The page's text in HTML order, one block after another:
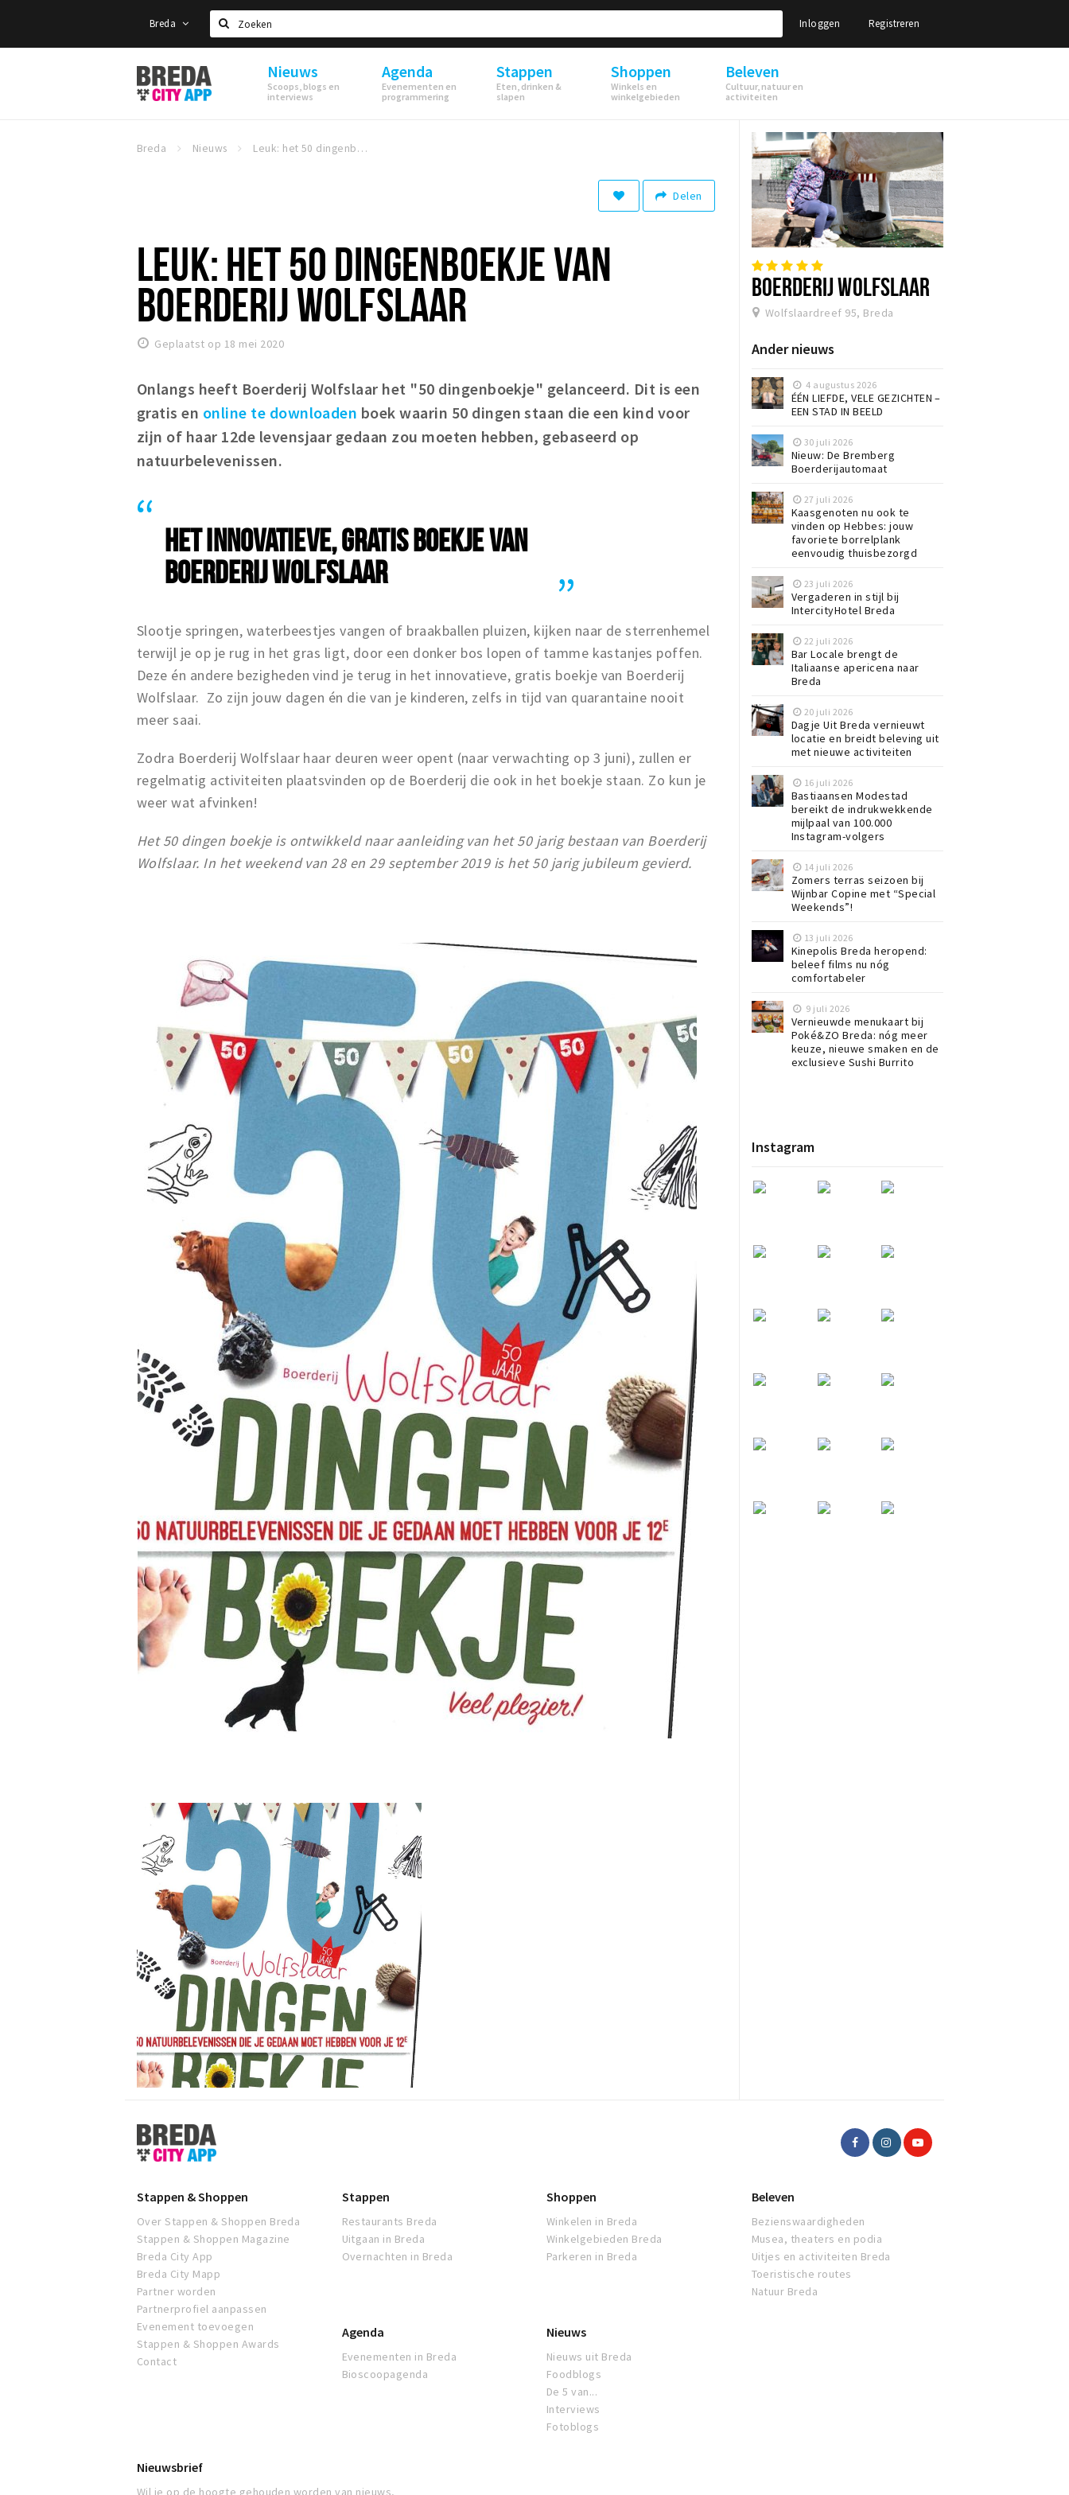
Breda
Zoeken
Inloggen Registreren
Stappen
&
Shoppen
Nieuws
Scoops, blogs en
interviews
Agenda
Evenementen en
programmering
Stappen
Eten, drinken &
slapen
Shoppen
Winkels en
winkelgebieden
Beleven
Cultuur, natuur en
activiteiten
Breda Nieuws Leuk: het 50 dingenboekje van Boerderij Wolfslaar
Delen
LEUK: HET 50 DINGENBOEKJE VAN
BOERDERIJ WOLFSLAAR
Geplaatst op 18 mei 2020
Onlangs heeft Boerderij Wolfslaar het "50 dingenboekje" gelanceerd. Dit is een
gratis en online te downloaden boek waarin 50 dingen staan die een kind voor
zijn of haar 12de levensjaar gedaan zou moeten hebben, gebaseerd op
natuurbelevenissen.
HET INNOVATIEVE, GRATIS BOEKJE VAN
BOERDERIJ WOLFSLAAR
Slootje springen, waterbeestjes vangen of braakballen pluizen, kijken naar de sterrenhemel
terwijl je op je rug in het gras ligt, door een donker bos lopen of tamme kastanjes poffen.
Deze én andere bezigheden vind je terug in het innovatieve, gratis boekje van Boerderij
Wolfslaar. Zo zijn jouw dagen én die van je kinderen, zelfs in tijd van quarantaine nooit
meer saai.
Zodra Boerderij Wolfslaar haar deuren weer opent (naar verwachting op 3 juni), zullen er
regelmatig activiteiten plaatsvinden op de Boerderij die ook in het boekje staan. Zo kun je
weer wat afvinken!
Het 50 dingen boekje is ontwikkeld naar aanleiding van het 50 jarig bestaan van Boerderij
Wolfslaar. In het weekend van 28 en 29 september 2019 is het 50 jarig jubileum gevierd.
BOERDERIJ WOLFSLAAR
Wolfslaardreef 95, Breda
Ander nieuws
4 augustus 2026
ÉÉN LIEFDE, VELE GEZICHTEN –
EEN STAD IN BEELD
30 juli 2026
Nieuw: De Bremberg
Boerderijautomaat
27 juli 2026
Kaasgenoten nu ook te
vinden op Hebbes: jouw
favoriete borrelplank
eenvoudig thuisbezorgd
23 juli 2026
Vergaderen in stijl bij
IntercityHotel Breda
22 juli 2026
Bar Locale brengt de
Italiaanse apericena naar
Breda
20 juli 2026
Dagje Uit Breda vernieuwt
locatie en breidt beleving uit
met nieuwe activiteiten
16 juli 2026
Bastiaansen Modestad
bereikt de indrukwekkende
mijlpaal van 100.000
Instagram-volgers
14 juli 2026
Zomers terras seizoen bij
Wijnbar Copine met “Special
Weekends”!
13 juli 2026
Kinepolis Breda heropend:
beleef films nu nóg
comfortabeler
9 juli 2026
Vernieuwde menukaart bij
Poké&ZO Breda: nóg meer
keuze, nieuwe smaken en de
exclusieve Sushi Burrito
Instagram
Stappen
&
Shoppen
Stappen & Shoppen
Over Stappen & Shoppen Breda
Stappen & Shoppen Magazine
Breda City App
Breda City Mapp
Partner worden
Partnerprofiel aanpassen
Evenement toevoegen
Stappen & Shoppen Awards
Contact
Stappen
Restaurants Breda
Uitgaan in Breda
Overnachten in Breda
Shoppen
Winkelen in Breda
Winkelgebieden Breda
Parkeren in Breda
Beleven
Bezienswaardigheden
Musea, theaters en podia
Uitjes en activiteiten Breda
Toeristische routes
Natuur Breda
Agenda
Evenementen in Breda
Bioscoopagenda
Nieuws
Nieuws uit Breda
Foodblogs
De 5 van...
Interviews
Fotoblogs
Nieuwsbrief
Wil je op de hoogte gehouden worden van nieuws,